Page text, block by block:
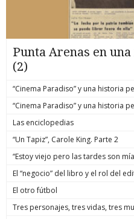
Punta Arenas en
(2)
“Cinema Paradiso” y una historia
“Cinema Paradiso” y una historia
Las enciclopedias
“Un Tapiz”, Carole King. Parte 2
“Estoy viejo pero las tardes son
El “negocio” del libro y el rol del
El otro fútbol
Tres personajes, tres vidas, tres